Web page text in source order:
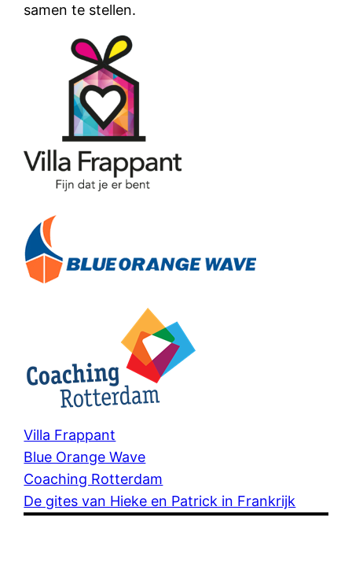
samen te stellen.
Villa Frappant
Blue Orange Wave
Coaching Rotterdam
De gites van Hieke en Patrick in Frankrijk